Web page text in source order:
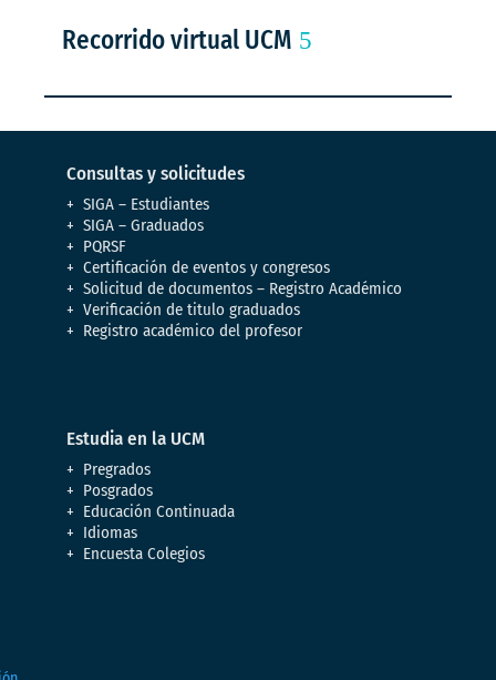
Recorrido virtual UCM
Consultas y solicitudes
SIGA – Estudiantes
SIGA – Graduados
PQRSF
Certificación de eventos y congresos
Solicitud de documentos – Registro Académico
Verificación de titulo graduados
Registro académico del profesor
Estudia en la UCM
Pregrados
Posgrados
Educación Continuada
Idiomas
Encuesta Colegios